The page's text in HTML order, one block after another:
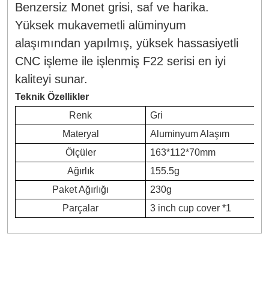
Benzersiz Monet grisi, saf ve harika.
Yüksek mukavemetli alüminyum
alaşımından yapılmış, yüksek hassasiyetli
CNC işleme ile işlenmiş F22 serisi en iyi
kaliteyi sunar.
Teknik Özellikler
Renk
Gri
Materyal
Aluminyum Alaşım
Ölçüler
163*112*70mm
Ağırlık
155.5g
Paket Ağırlığı
230g
Parçalar
3 inch cup cover *1